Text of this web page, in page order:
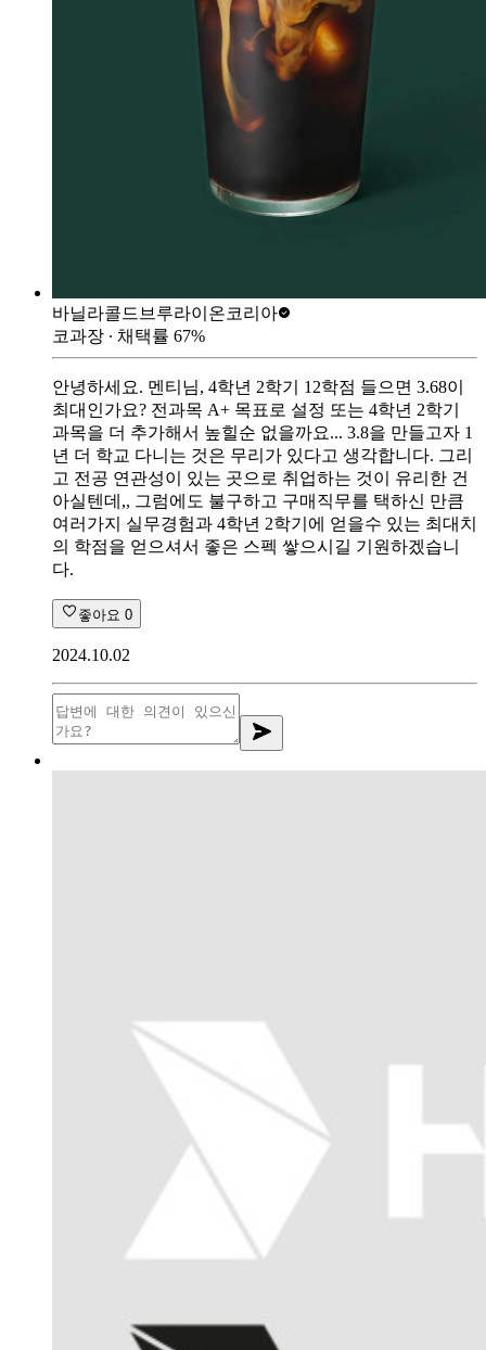
바닐라콜드브루라이온코리아
코과장 ∙ 채택률 67%
안녕하세요. 멘티님, 4학년 2학기 12학점 들으면 3.68이
최대인가요? 전과목 A+ 목표로 설정 또는 4학년 2학기
과목을 더 추가해서 높힐순 없을까요... 3.8을 만들고자 1
년 더 학교 다니는 것은 무리가 있다고 생각합니다. 그리
고 전공 연관성이 있는 곳으로 취업하는 것이 유리한 건
아실텐데,, 그럼에도 불구하고 구매직무를 택하신 만큼
여러가지 실무경험과 4학년 2학기에 얻을수 있는 최대치
의 학점을 얻으셔서 좋은 스펙 쌓으시길 기원하겠습니
다.
좋아요 0
2024.10.02